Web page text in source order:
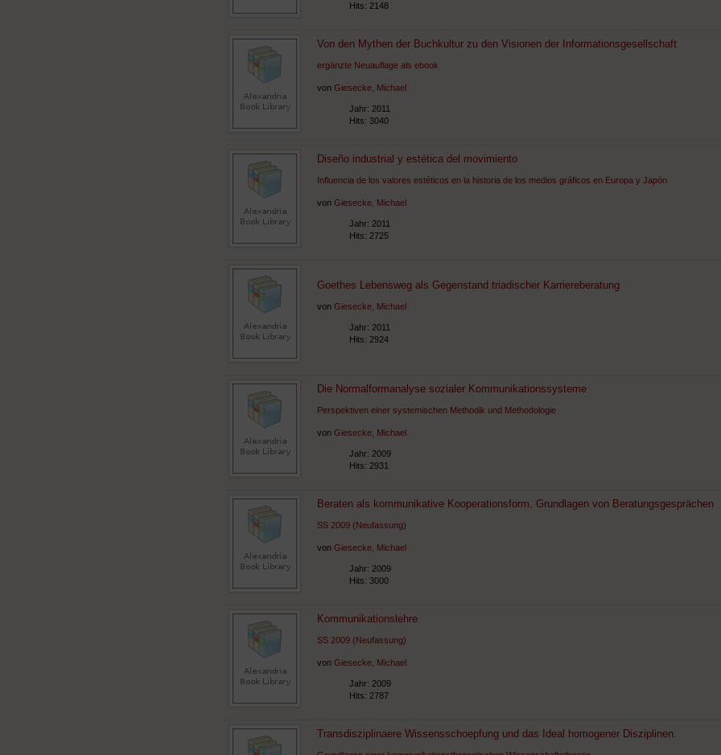
Hits: 2148
Von den Mythen der Buchkultur zu den Visionen der Informationsgesellschaft
ergänzte Neuauflage als ebook
von Giesecke, Michael
Jahr: 2011
Hits: 3040
Diseño industrial y estética del movimiento
Influencia de los valores estéticos en la historia de los medios gráficos en Europa y Japón
von Giesecke, Michael
Jahr: 2011
Hits: 2725
Goethes Lebensweg als Gegenstand triadischer Karriereberatung
von Giesecke, Michael
Jahr: 2011
Hits: 2924
Die Normalformanalyse sozialer Kommunikationssysteme
Perspektiven einer systemischen Methodik und Methodologie
von Giesecke, Michael
Jahr: 2009
Hits: 2931
Beraten als kommunikative Kooperationsform. Grundlagen von Beratungsgesprächen
SS 2009 (Neufassung)
von Giesecke, Michael
Jahr: 2009
Hits: 3000
Kommunikationslehre
SS 2009 (Neufassung)
von Giesecke, Michael
Jahr: 2009
Hits: 2787
Transdisziplinaere Wissensschoepfung und das Ideal homogener Disziplinen.